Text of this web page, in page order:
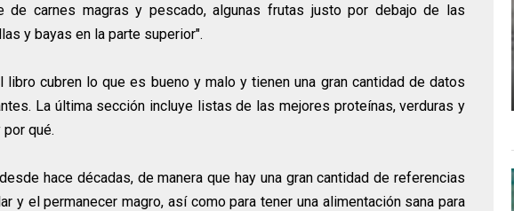
de carnes magras y pescado, algunas frutas justo por debajo de las
y bayas en la parte superior".
cubren lo que es bueno y malo y tienen una gran cantidad de datos
La última sección incluye listas de las mejores proteínas, verduras y
qué.
hace décadas, de manera que hay una gran cantidad de referencias
y el permanecer magro, así como para tener una alimentación sana para